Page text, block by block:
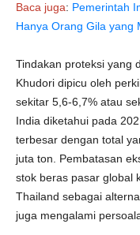
Baca juga: Pemerintah
Hanya Orang Gila yang
Tindakan proteksi yang
Khudori dipicu oleh
sekitar 5,6-6,7% atau
India diketahui pada
terbesar dengan total
juta ton. Pembatasan
stok beras pasar global
Thailand sebagai
juga mengalami